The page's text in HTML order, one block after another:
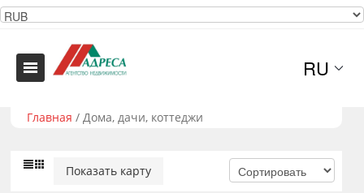
RU
Главная / Дома, дачи, коттеджи
Показать карту